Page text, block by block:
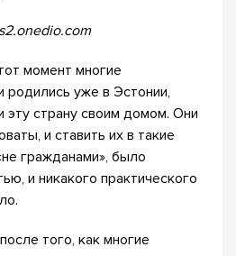
момент многие
уже в Эстонии,
эту страну своим домом. Они
и ставить их в такие
гражданами», было
и никакого практического
того, как многие